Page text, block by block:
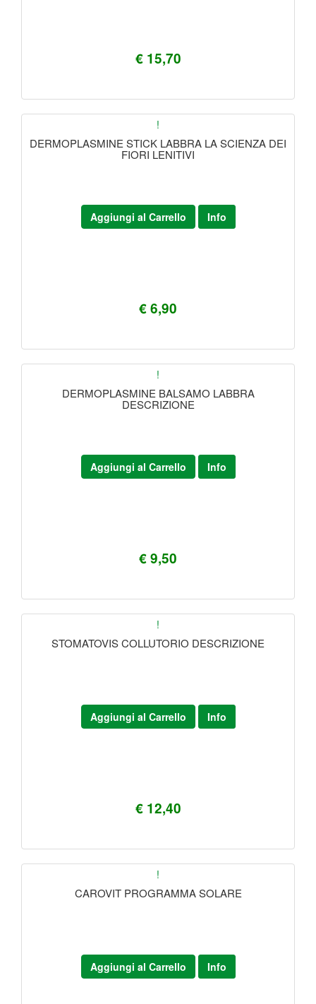
€ 15,70
!
DERMOPLASMINE STICK LABBRA LA SCIENZA DEI
FIORI LENITIVI
€ 6,90
Aggiungi al Carrello Info
!
DERMOPLASMINE BALSAMO LABBRA
DESCRIZIONE
€ 9,50
Aggiungi al Carrello Info
!
STOMATOVIS COLLUTORIO DESCRIZIONE
€ 12,40
Aggiungi al Carrello Info
!
CAROVIT PROGRAMMA SOLARE
Aggiungi al Carrello Info